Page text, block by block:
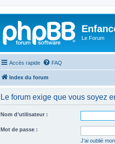
Le Forum
Accès rapide FAQ
Index du forum
Le forum exige que vous soyez
Nom d’utilisateur :
Mot de passe :
J’ai oublié